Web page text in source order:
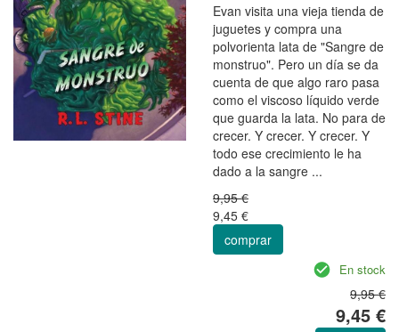
Evan visita una vieja tienda de
juguetes y compra una
polvorienta lata de "Sangre de
monstruo". Pero un día se da
cuenta de que algo raro pasa
como el viscoso líquido verde
que guarda la lata. No para de
crecer. Y crecer. Y crecer. Y
todo ese crecimiento le ha
dado a la sangre ...
9,95 €
9,45 €
comprar
En stock
9,95 €
9,45 €